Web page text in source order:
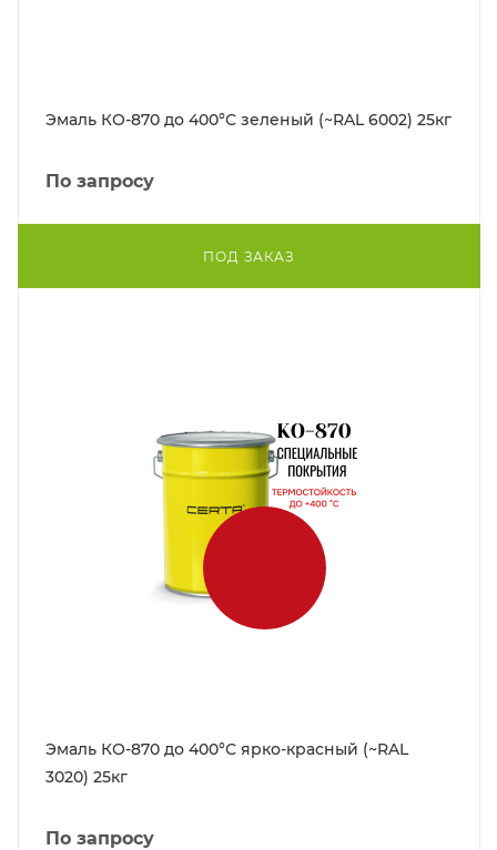
Эмаль КО-870 до 400°С зеленый (~RAL 6002) 25кг
По запросу
ПОД ЗАКАЗ
Эмаль КО-870 до 400°С ярко-красный (~RAL
3020) 25кг
По запросу